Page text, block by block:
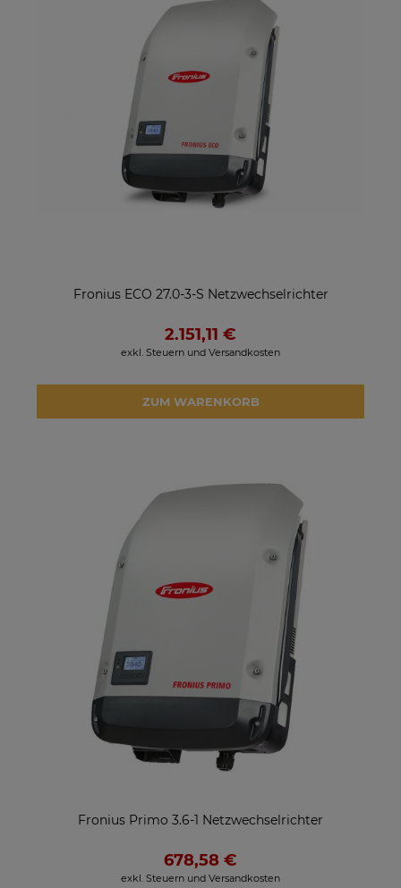
Fronius ECO 27.0-3-S Netzwechselrichter
2.151,11 €
exkl. Steuern und Versandkosten
ZUM WARENKORB
Fronius Primo 3.6-1 Netzwechselrichter
678,58 €
exkl. Steuern und Versandkosten